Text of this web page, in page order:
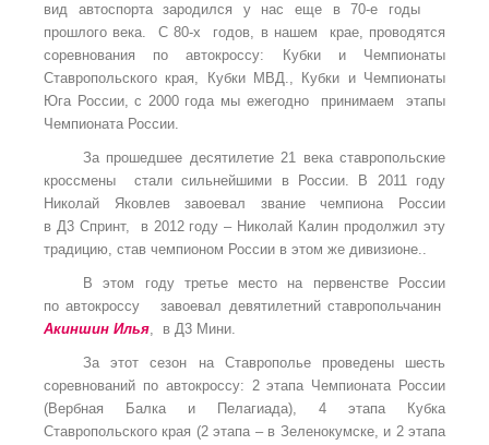
вид автоспорта зародился у нас еще в 70-е годы
прошлого века. С 80-х годов, в нашем крае, проводятся
соревнования по автокроссу: Кубки и Чемпионаты
Ставропольского края, Кубки МВД., Кубки и Чемпионаты
Юга России, с 2000 года мы ежегодно принимаем этапы
Чемпионата России.
За прошедшее десятилетие 21 века ставропольские
кроссмены стали сильнейшими в России. В 2011 году
Николай Яковлев завоевал звание чемпиона России
в Д3 Спринт, в 2012 году – Николай Калин продолжил эту
традицию, став чемпионом России в этом же дивизионе..
В этом году третье место на первенстве России
по автокроссу завоевал девятилетний ставропольчанин
Акиншин Илья, в Д3 Мини.
За этот сезон на Ставрополье проведены шесть
соревнований по автокроссу: 2 этапа Чемпионата России
(Вербная Балка и Пелагиада), 4 этапа Кубка
Ставропольского края (2 этапа – в Зеленокумске, и 2 этапа